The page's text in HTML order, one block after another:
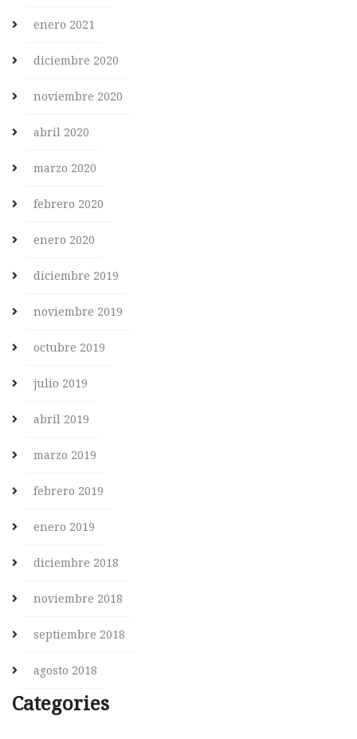
enero 2021
diciembre 2020
noviembre 2020
abril 2020
marzo 2020
febrero 2020
enero 2020
diciembre 2019
noviembre 2019
octubre 2019
julio 2019
abril 2019
marzo 2019
febrero 2019
enero 2019
diciembre 2018
noviembre 2018
septiembre 2018
agosto 2018
Categories